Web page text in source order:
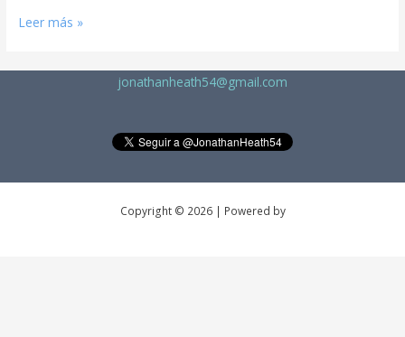
Leer más »
jonathanheath54@gmail.com
Copyright © 2026 | Powered by